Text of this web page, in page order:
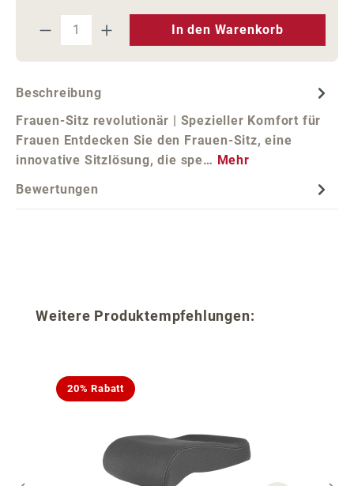
Produkt Anzahl: Gib den
In den Warenkorb
Beschreibung
Frauen-Sitz revolutionär | Spezieller Komfort für
Frauen Entdecken Sie den Frauen-Sitz, eine
innovative Sitzlösung, die spe… Mehr
Bewertungen
Produktgalerie überspringen
Weitere Produktempfehlungen:
20% Rabatt